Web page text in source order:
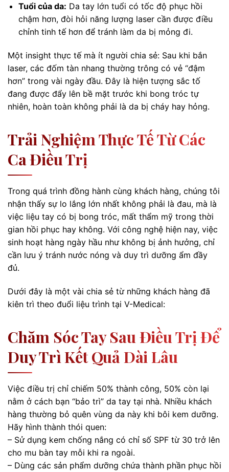
Tuổi của da: Da tay lớn tuổi có tốc độ phục hồi
chậm hơn, đòi hỏi năng lượng laser cần được điều
chỉnh tinh tế hơn để tránh làm da bị mỏng đi.
Một insight thực tế mà ít người chia sẻ: Sau khi bắn
laser, các đốm tàn nhang thường trông có vẻ “đậm
hơn” trong vài ngày đầu. Đây là hiện tượng sắc tố
đang được đẩy lên bề mặt trước khi bong tróc tự
nhiên, hoàn toàn không phải là da bị cháy hay hỏng.
Trải Nghiệm Thực Tế Từ Các
Ca Điều Trị
Trong quá trình đồng hành cùng khách hàng, chúng tôi
nhận thấy sự lo lắng lớn nhất không phải là đau, mà là
việc liệu tay có bị bong tróc, mất thẩm mỹ trong thời
gian hồi phục hay không. Với công nghệ hiện nay, việc
sinh hoạt hàng ngày hầu như không bị ảnh hưởng, chỉ
cần lưu ý tránh nước nóng và duy trì dưỡng ẩm đầy
đủ.
Dưới đây là một vài chia sẻ từ những khách hàng đã
kiên trì theo đuổi liệu trình tại V-Medical:
Chăm Sóc Tay Sau Điều Trị Để
Duy Trì Kết Quả Dài Lâu
Việc điều trị chỉ chiếm 50% thành công, 50% còn lại
nằm ở cách bạn “bảo trì” da tay tại nhà. Nhiều khách
hàng thường bỏ quên vùng da này khi bôi kem dưỡng.
Hãy hình thành thói quen:
– Sử dụng kem chống nắng có chỉ số SPF từ 30 trở lên
cho mu bàn tay mỗi khi ra ngoài.
– Dùng các sản phẩm dưỡng chứa thành phần phục hồi